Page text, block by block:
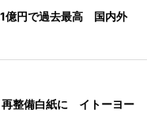
億円で過去最高 国内外
再整備白紙に イトーヨー